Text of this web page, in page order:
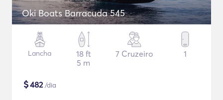
Oki Boats Barracuda 545
Lancha
18 ft
5 m
7 Cruzeiro 1
$482/dia